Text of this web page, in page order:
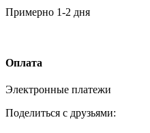
Примерно 1-2 дня
Оплата
Электронные платежи
Поделиться с друзьями: